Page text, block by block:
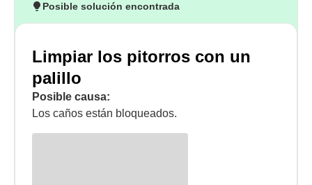
Posible solución encontrada
Limpiar los pitorros con un
palillo
Posible causa:
Los caños están bloqueados.